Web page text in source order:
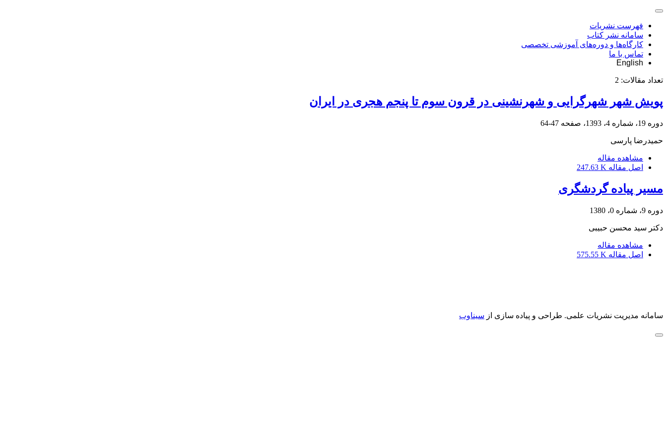
فهرست نشریات
سامانه نشر کتاب
کارگاه‌ها و دوره‌های آموزشی تخصصی
تماس با ما
English
تعداد مقالات: 2
پویش شهر شهرگرایی و شهرنشینی در قرون سوم تا پنجم هجری در ایران
دوره 19، شماره 4، 1393، صفحه 47-64
حمید‌رضا پارسی
مشاهده مقاله
اصل مقاله 247.63 K
مسیر پیاده گردشگری
دوره 9، شماره 0، 1380
دکتر سید محسن حبیبی
مشاهده مقاله
اصل مقاله 575.55 K
سامانه مدیریت نشریات علمی. طراحی و پیاده سازی از سیناوب